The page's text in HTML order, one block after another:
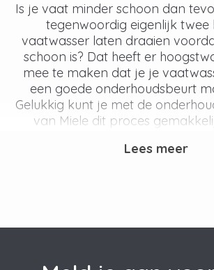
Is je vaat minder schoon dan
tegenwoordig eigenlijk twee
vaatwasser laten draaien
schoon is? Dat heeft er
mee te maken dat je je
een goede onderhoudsbeurt
Gelukkig kunt je met de
van Miele dit proces
onderdelen waarmee je dit
Lees meer